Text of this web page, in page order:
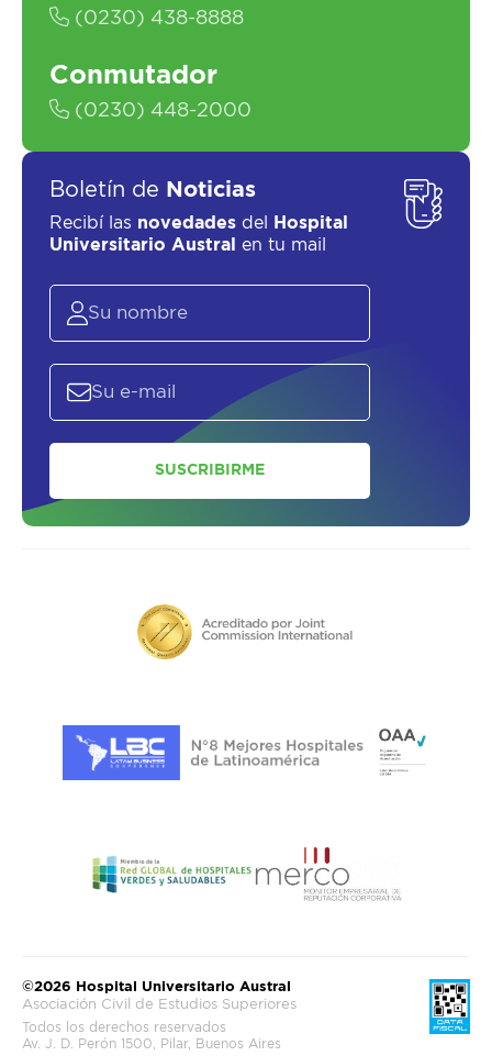
(0230) 438-8888
Conmutador
(0230) 448-2000
Boletín de Noticias
Recibí las novedades del
Hospital
Universitario Austral
en tu mail
SUSCRIBIRME
©2026 Hospital Universitario Austral
Asociación Civil de Estudios Superiores
Todos los derechos reservados
Av. J. D. Perón 1500, Pilar, Buenos Aires